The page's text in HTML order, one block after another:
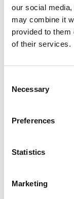
our social
may combine it
provided to them
of their services.
Selection
Necessary
Preferences
Statistics
Marketing
FA